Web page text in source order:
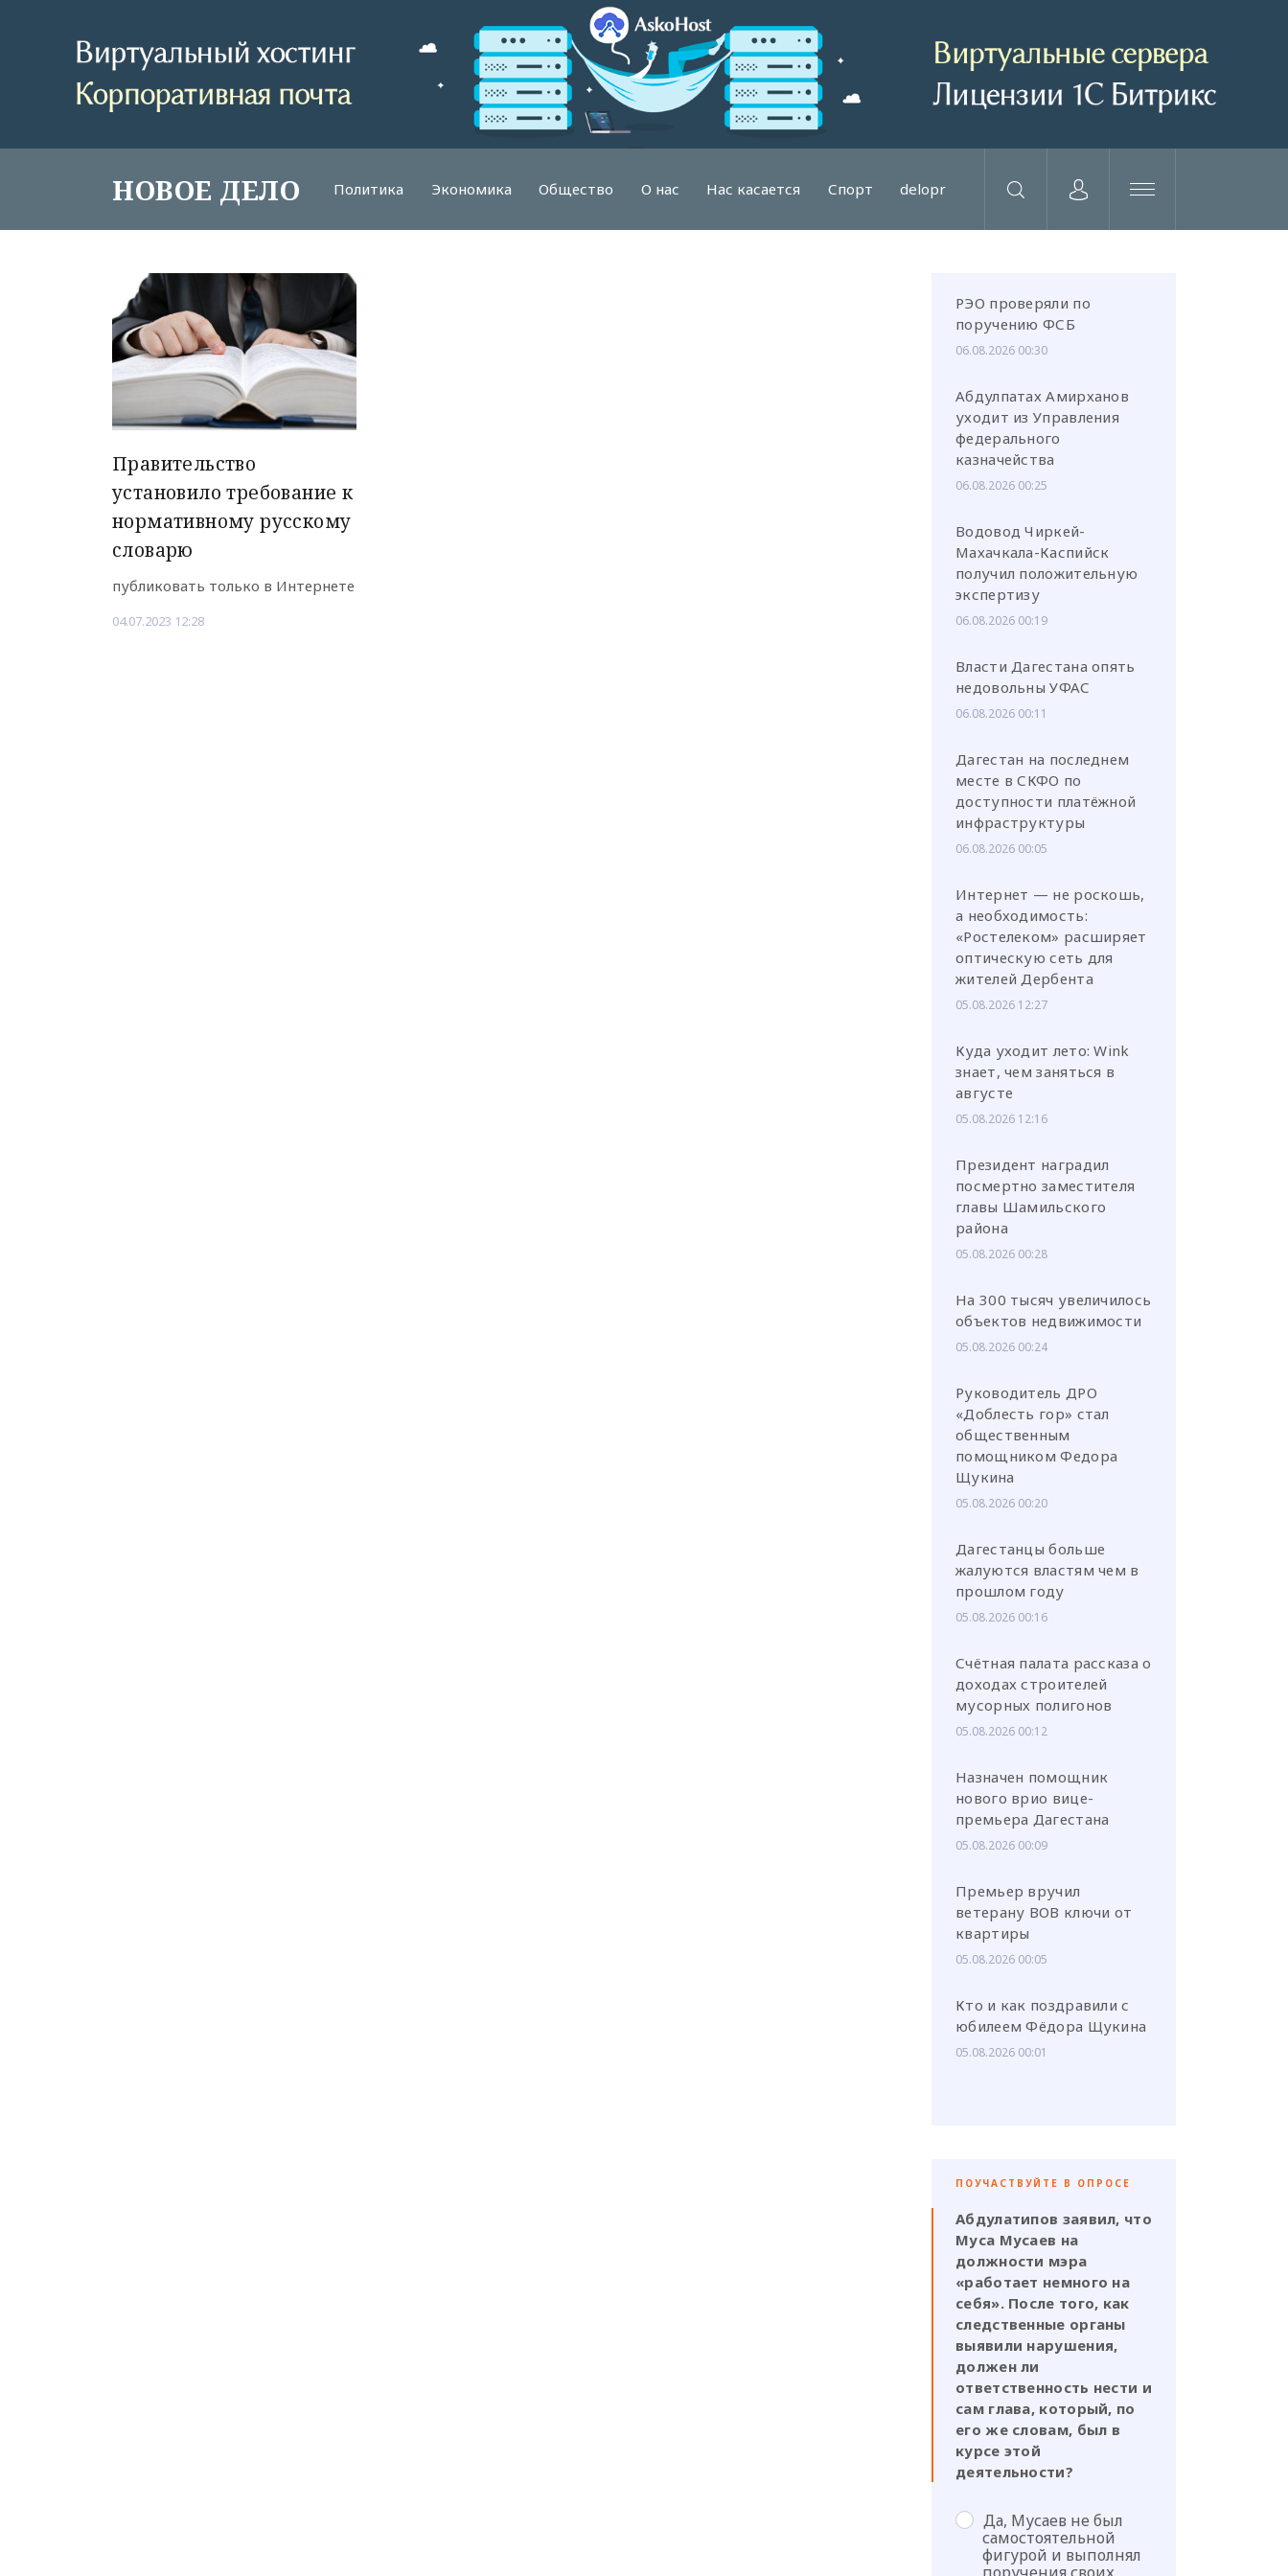
НОВОЕ ДЕЛО Политика Экономика Общество О нас Нас касается Спорт delopr
или через соц. сети
Правительство
установило требование к
нормативному русскому
словарю
публиковать только в Интернете
04.07.2023 12:28
РЭО проверяли по
поручению ФСБ
06.08.2026 00:30
Абдулпатах Амирханов
уходит из Управления
федерального
казначейства
06.08.2026 00:25
Водовод Чиркей-
Махачкала-Каспийск
получил положительную
экспертизу
06.08.2026 00:19
Власти Дагестана опять
недовольны УФАС
06.08.2026 00:11
Дагестан на последнем
месте в СКФО по
доступности платёжной
инфраструктуры
06.08.2026 00:05
Интернет — не роскошь,
а необходимость:
«Ростелеком» расширяет
оптическую сеть для
жителей Дербента
05.08.2026 12:27
Куда уходит лето: Wink
знает, чем заняться в
августе
05.08.2026 12:16
Президент наградил
посмертно заместителя
главы Шамильского
района
05.08.2026 00:28
На 300 тысяч увеличилось
объектов недвижимости
05.08.2026 00:24
Руководитель ДРО
«Доблесть гор» стал
общественным
помощником Федора
Щукина
05.08.2026 00:20
Дагестанцы больше
жалуются властям чем в
прошлом году
05.08.2026 00:16
Счётная палата рассказа о
доходах строителей
мусорных полигонов
05.08.2026 00:12
Назначен помощник
нового врио вице-
премьера Дагестана
05.08.2026 00:09
Премьер вручил
ветерану ВОВ ключи от
квартиры
05.08.2026 00:05
Кто и как поздравили с
юбилеем Фёдора Щукина
05.08.2026 00:01
ПОУЧАСТВУЙТЕ В ОПРОСЕ
Абдулатипов заявил, что
Муса Мусаев на
должности мэра
«работает немного на
себя». После того, как
следственные органы
выявили нарушения,
должен ли
ответственность нести и
сам глава, который, по
его же словам, был в
курсе этой
деятельности?
Да, Мусаев не был
самостоятельной
фигурой и выполнял